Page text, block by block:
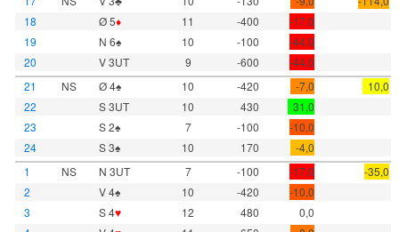
18
Ø 5♦ 11 -400
-17,0
19
N 6♠ 10 -100
-44,0
20
V 3UT 9 -600
-44,0
21
NS Ø 4♠ 10 -420 -7,0
10,0
22
S 3UT 10 430
31,0
23
S 2♠ 7 -100
-10,0
24
S 3♠ 10 170
-4,0
1
NS N 3UT 7 -100 -17,0
-35,0
2
V 4♠ 10 -420
-10,0
3
S 4♥ 12 480
0,0